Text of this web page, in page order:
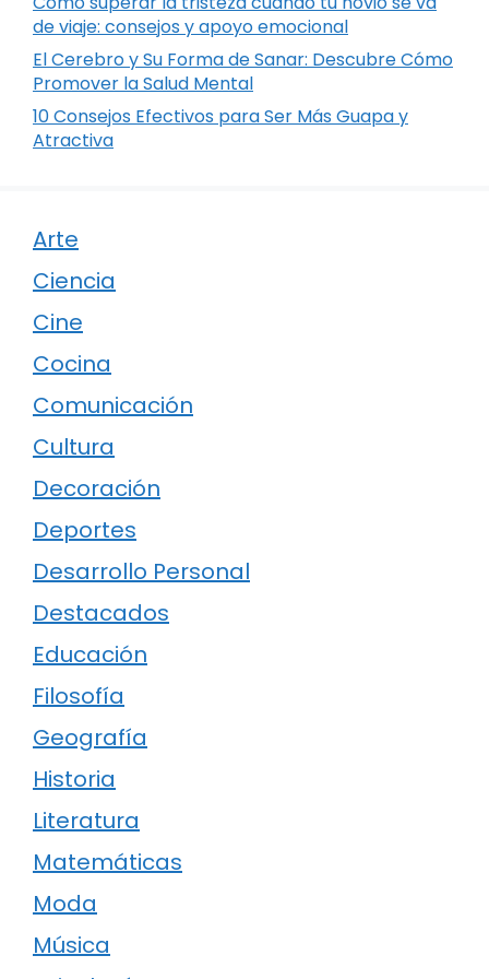
de viaje: consejos y apoyo emocional
El Cerebro y Su Forma de Sanar: Descubre Cómo
Promover la Salud Mental
10 Consejos Efectivos para Ser Más Guapa y
Atractiva
Arte
Ciencia
Cine
Cocina
Comunicación
Cultura
Decoración
Deportes
Desarrollo Personal
Destacados
Educación
Filosofía
Geografía
Historia
Literatura
Matemáticas
Moda
Música